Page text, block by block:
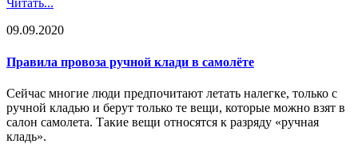
Читать...
09.09.2020
Правила провоза ручной клади в самолёте
Сейчас многие люди предпочитают летать налегке, только с
ручной кладью и берут только те вещи, которые можно взят в
салон самолета. Такие вещи относятся к разряду «ручная
кладь».